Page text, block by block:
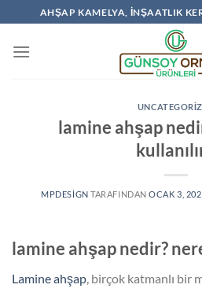
AHŞAP KAMELYA, İNŞAATLIK
lamine ahşap
MPDESIGN TARAFINDAN OCAK 3,
lamine ahşap nedir?
Lamine ahşap , birçok katmanlı bir